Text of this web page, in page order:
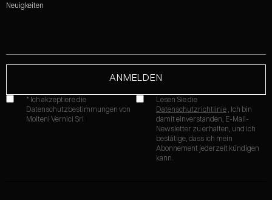
Neuigkeiten
* Ich akzeptiere die
Datenschutzbestimmungen von
Molteni Vernici Srl
Lesen Sie die
Datenschutzrichtlinie, Ich bin
damit einverstanden, E-Mail-
Newsletter zu erhalten, und ich
bestätige, dass ich mein
Abonnement jederzeit kündigen
kann.